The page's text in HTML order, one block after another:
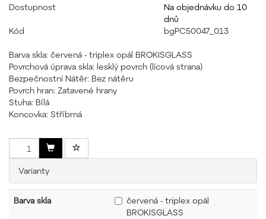
Dostupnost
Na objednávku do 10
dnů
Kód
bgPC50047_013
Barva skla: červená - triplex opál BROKISGLASS
Povrchová úprava skla: lesklý povrch (lícová strana)
Bezpečnostní Nátěr: Bez nátěru
Povrch hran: Zatavené hrany
Stuha: Bílá
Koncovka: Stříbrná
Varianty
Barva skla
červená - triplex opál
BROKISGLASS